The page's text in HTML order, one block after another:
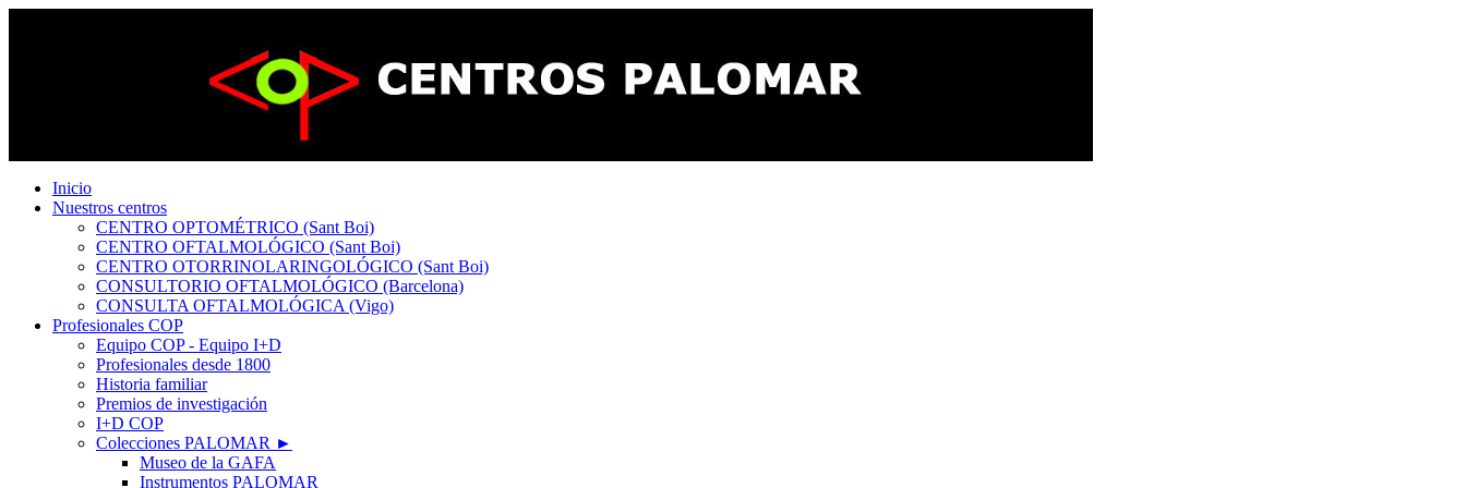
Inicio
Nuestros centros
CENTRO OPTOMÉTRICO (Sant Boi)
CENTRO OFTALMOLÓGICO (Sant Boi)
CENTRO OTORRINOLARINGOLÓGICO (Sant Boi)
CONSULTORIO OFTALMOLÓGICO (Barcelona)
CONSULTA OFTALMOLÓGICA (Vigo)
Profesionales COP
Equipo COP - Equipo I+D
Profesionales desde 1800
Historia familiar
Premios de investigación
I+D COP
Colecciones PALOMAR ►
Museo de la GAFA
Instrumentos PALOMAR